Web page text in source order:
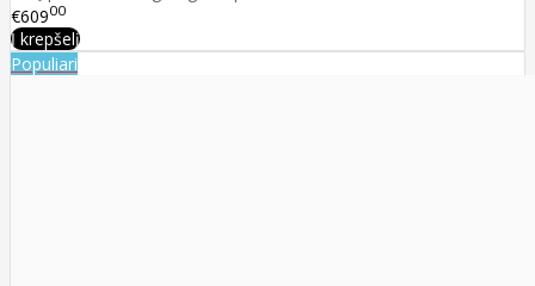
€60900
Į krepšelį
Populiari